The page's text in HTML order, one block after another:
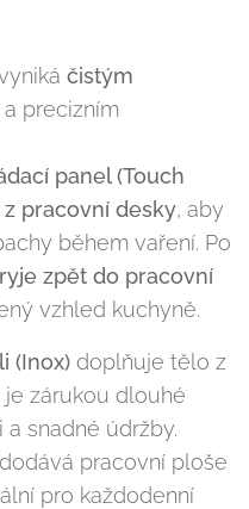
čistým
a precizním
panel (Touch
pracovní desky, aby
během vaření. Po
zpět do pracovní
vzhled kuchyně.
(Inox) doplňuje tělo z
je zárukou dlouhé
snadné údržby.
dodává pracovní ploše
pro každodenní